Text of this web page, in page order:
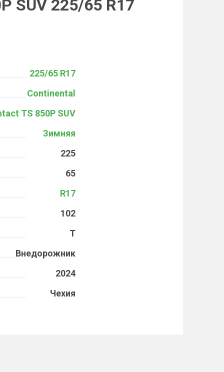
SUV 225/65 R17
225/65 R17
Continental
TS 850P SUV
Зимняя
225
65
R17
102
T
Внедорожник
2024
Чехия